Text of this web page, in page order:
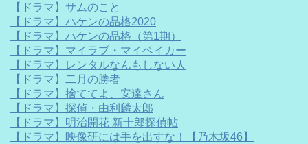
【ドラマ】サムのこと
【ドラマ】ハケンの品格2020
【ドラマ】ハケンの品格（第1期）
【ドラマ】マイラブ・マイベイカー
【ドラマ】レンタルなんもしない人
【ドラマ】二月の勝者
【ドラマ】捨ててよ、安達さん
【ドラマ】探偵・由利麟太郎
【ドラマ】明治開花 新十郎探偵帖
【ドラマ】映像研には手を出すな！【乃木坂46】